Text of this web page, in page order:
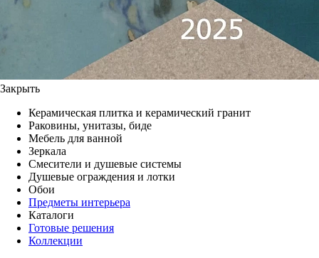
Закрыть
Керамическая плитка и керамический гранит
Раковины, унитазы, биде
Мебель для ванной
Зеркала
Смесители и душевые системы
Душевые ограждения и лотки
Обои
Предметы интерьера
Каталоги
Готовые решения
Коллекции